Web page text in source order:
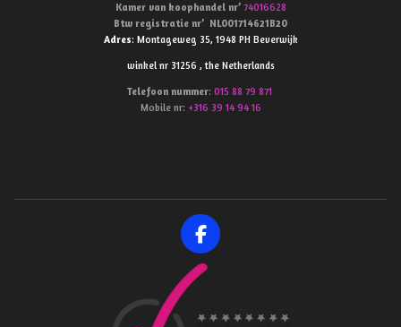
Kamer van koophandel nr’ 74016628
Btw registratie nr’ NL001714621B20
Adres: Montageweg 35, 1948 PH Beverwijk
winkel nr 31256 , the Netherlands
Telefoon nummer: 015 88 79 871
Mobile nr: +316 39 14 94 16
F
a
c
b